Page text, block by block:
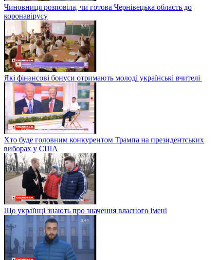
Чиновниця розповіла, чи готова Чернівецька область до
коронавірусу
Які фінансові бонуси отримають молоді українські вчителі
Хто буде головним конкурентом Трампа на президентських
виборах у США
Що українці знають про значення власного імені